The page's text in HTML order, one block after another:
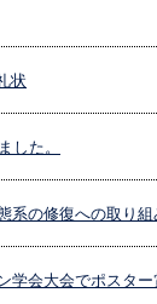
状
た。
系の修復への取り
会大会でポスター